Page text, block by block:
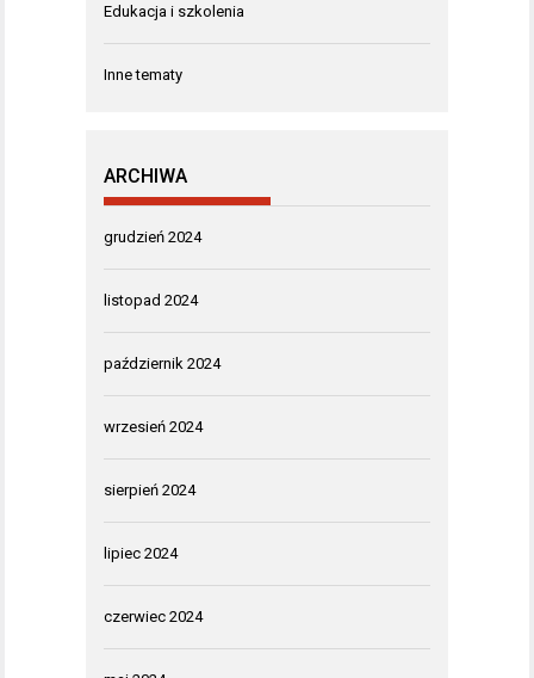
Edukacja i szkolenia
Inne tematy
ARCHIWA
grudzień 2024
listopad 2024
październik 2024
wrzesień 2024
sierpień 2024
lipiec 2024
czerwiec 2024